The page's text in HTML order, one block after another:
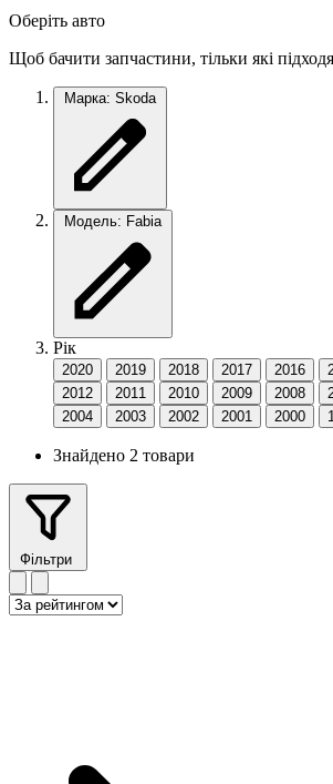
Оберіть авто
Щоб бачити запчастини, тільки які
Марка: Skoda
Модель: Fabia
Рік
2020 2019 2018 2017 2016
2012
2011 2010 2009 2008
2004
2003 2002 2001 2000
Знайдено 2 товари
Фільтри